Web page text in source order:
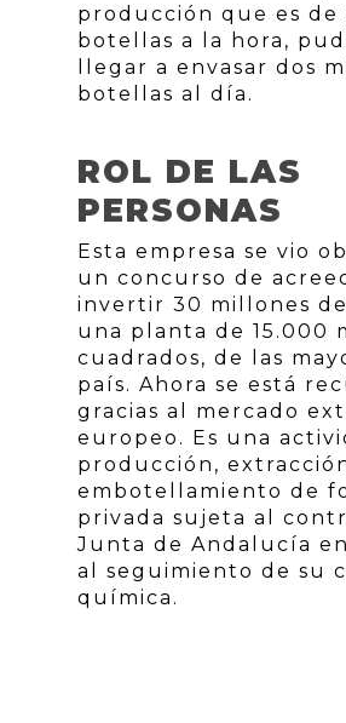
producción que es de
botellas a la hora,
llegar a envasar dos
botellas al día.
ROL DE LAS
PERSONAS
Esta empresa se vio
un concurso de
invertir 30 millones
una planta de 15.000
cuadrados, de las
país. Ahora se está
gracias al mercado
europeo. Es una
producción,
embotellamiento de
privada sujeta al
Junta de Andalucía
al seguimiento de su
química.